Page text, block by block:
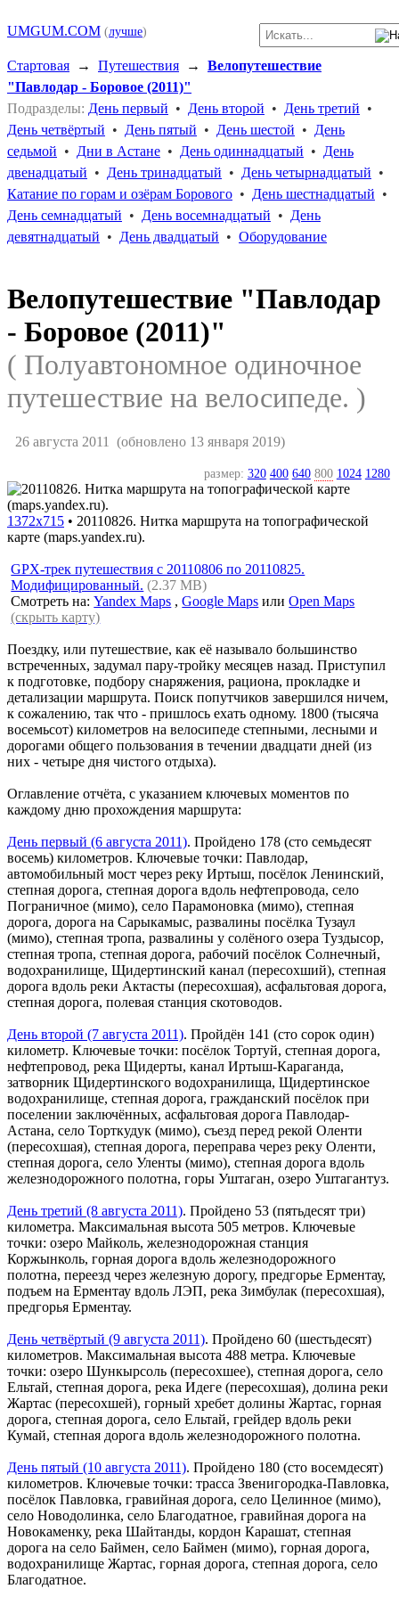
UMGUM.COM (лучше)
Стартовая → Путешествия → Велопутешествие
"Павлодар - Боровое (2011)"
Подразделы: День первый • День второй • День третий •
День четвёртый • День пятый • День шестой • День
седьмой • Дни в Астане • День одиннадцатый • День
двенадцатый • День тринадцатый • День четырнадцатый •
Катание по горам и озёрам Борового • День шестнадцатый •
День семнадцатый • День восемнадцатый • День
девятнадцатый • День двадцатый • Оборудование
Велопутешествие "Павлодар
- Боровое (2011)"
( Полуавтономное одиночное
путешествие на велосипеде. )
26 августа 2011 (обновлено 13 января 2019)
размер: 320 400 640 800 1024 1280
1372x715 • 20110826. Нитка маршрута на топографической
карте (maps.yandex.ru).
GPX-трек путешествия с 20110806 по 20110825.
Модифицированный. (2.37 MB)
Смотреть на:Yandex Maps ,Google Maps илиOpen Maps
(скрыть карту)
Поездку, или путешествие, как её называло большинство
встреченных, задумал пару-тройку месяцев назад. Приступил
к подготовке, подбору снаряжения, рациона, прокладке и
детализации маршрута. Поиск попутчиков завершился ничем,
к сожалению, так что - пришлось ехать одному. 1800 (тысяча
восемьсот) километров на велосипеде степными, лесными и
дорогами общего пользования в течении двадцати дней (из
них - четыре дня чистого отдыха).
Оглавление отчёта, с указанием ключевых моментов по
каждому дню прохождения маршрута:
День первый (6 августа 2011). Пройдено 178 (сто семьдесят
восемь) километров. Ключевые точки: Павлодар,
автомобильный мост через реку Иртыш, посёлок Ленинский,
степная дорога, степная дорога вдоль нефтепровода, село
Пограничное (мимо), село Парамоновка (мимо), степная
дорога, дорога на Сарыкамыс, развалины посёлка Тузаул
(мимо), степная тропа, развалины у солёного озера Туздысор,
степная тропа, степная дорога, рабочий посёлок Солнечный,
водохранилище, Щидертинский канал (пересохший), степная
дорога вдоль реки Актасты (пересохшая), асфальтовая дорога,
степная дорога, полевая станция скотоводов.
День второй (7 августа 2011). Пройдён 141 (сто сорок один)
километр. Ключевые точки: посёлок Тортуй, степная дорога,
нефтепровод, река Щидерты, канал Иртыш-Караганда,
затворник Щидертинского водохранилища, Щидертинское
водохранилище, степная дорога, гражданский посёлок при
поселении заключённых, асфальтовая дорога Павлодар-
Астана, село Торткудук (мимо), съезд перед рекой Оленти
(пересохшая), степная дорога, переправа через реку Оленти,
степная дорога, село Уленты (мимо), степная дорога вдоль
железнодорожного полотна, горы Уштаган, озеро Уштагантуз.
День третий (8 августа 2011). Пройдено 53 (пятьдесят три)
километра. Максимальная высота 505 метров. Ключевые
точки: озеро Майколь, железнодорожная станция
Коржынколь, горная дорога вдоль железнодорожного
полотна, переезд через железную дорогу, предгорье Ерментау,
подъем на Ерментау вдоль ЛЭП, река Зимбулак (пересохшая),
предгорья Ерментау.
День четвёртый (9 августа 2011). Пройдено 60 (шестьдесят)
километров. Максимальная высота 488 метра. Ключевые
точки: озеро Шункырсоль (пересохшее), степная дорога, село
Ельтай, степная дорога, река Идеге (пересохшая), долина реки
Жартас (пересохшей), горный хребет долины Жартас, горная
дорога, степная дорога, село Ельтай, грейдер вдоль реки
Кумай, степная дорога вдоль железнодорожного полотна.
День пятый (10 августа 2011). Пройдено 180 (сто восемдесят)
километров. Ключевые точки: трасса Звенигородка-Павловка,
посёлок Павловка, гравийная дорога, село Целинное (мимо),
село Новодолинка, село Благодатное, гравийная дорога на
Новокаменку, река Шайтанды, кордон Карашат, степная
дорога на село Баймен, село Баймен (мимо), горная дорога,
водохранилище Жартас, горная дорога, степная дорога, село
Благодатное.